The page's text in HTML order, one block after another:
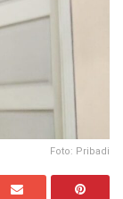
Foto: Pribadi